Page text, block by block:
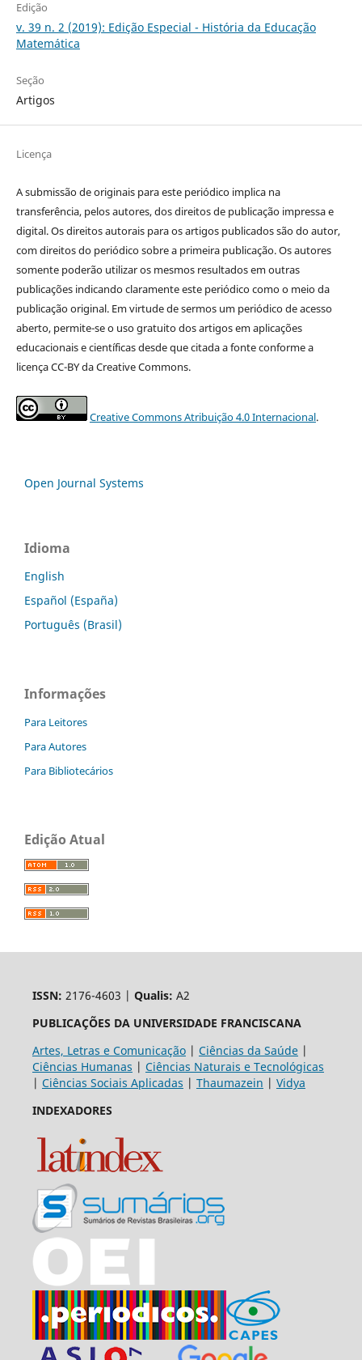
Edição
v. 39 n. 2 (2019): Edição Especial - História da Educação
Matemática
Seção
Artigos
Licença
A submissão de originais para este periódico implica na
transferência, pelos autores, dos direitos de publicação impressa e
digital. Os direitos autorais para os artigos publicados são do autor,
com direitos do periódico sobre a primeira publicação. Os autores
somente poderão utilizar os mesmos resultados em outras
publicações indicando claramente este periódico como o meio da
publicação original. Em virtude de sermos um periódico de acesso
aberto, permite-se o uso gratuito dos artigos em aplicações
educacionais e científicas desde que citada a fonte conforme a
licença CC-BY da Creative Commons.
Creative Commons Atribuição 4.0 Internacional.
Open Journal Systems
Idioma
English
Español (España)
Português (Brasil)
Informações
Para Leitores
Para Autores
Para Bibliotecários
Edição Atual
ISSN: 2176-4603 | Qualis: A2
PUBLICAÇÕES DA UNIVERSIDADE FRANCISCANA
Artes, Letras e Comunicação| Ciências da Saúde|
Ciências Humanas | Ciências Naturais e Tecnológicas
| Ciências Sociais Aplicadas | Thaumazein | Vidya
INDEXADORES